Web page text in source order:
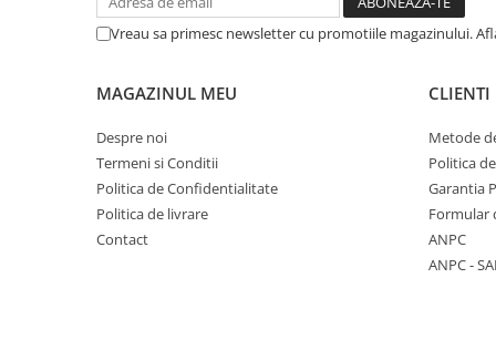
Vreau sa primesc newsletter cu promotiile magazinului.
MAGAZINUL MEU
Despre noi
Termeni si Conditii
Politica de Confidentialitate
Politica de livrare
Contact
CLIENTI
Metode
Politica
Garantia
Formular
ANPC
ANPC -